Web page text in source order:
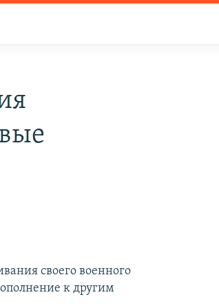
своего военного
к другим